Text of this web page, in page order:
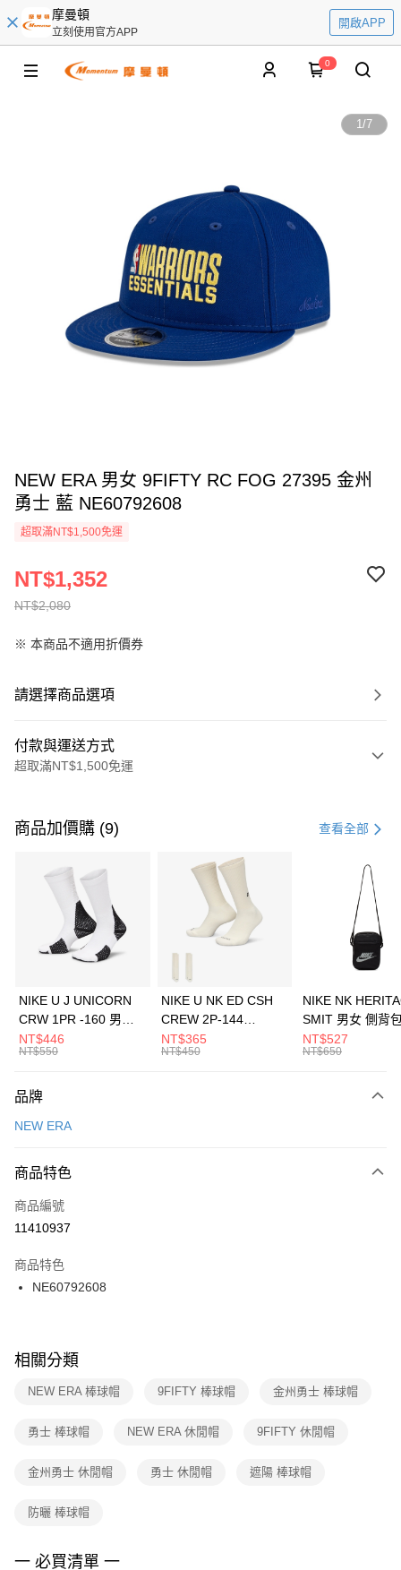
摩曼頓
立刻使用官方APP
開啟APP
0
1/7
NEW ERA 男女 9FIFTY RC FOG 27395 金州
勇士 藍 NE60792608
超取滿NT$1,500免運
NT$2,080
NT$1,352
※ 本商品不適用折價券
請選擇商品選項
付款與運送方式
超取滿NT$1,500免運
信用卡一次付款
3 期 0 利率 每期 21家銀行
合作金庫商業銀行
第一商業銀行
華南商業銀行
彰化商業銀行
上海商業儲蓄銀行
元大商業銀行
台灣樂天信用卡公司
Apple Pay
全盈+PAY
AFTEE先享後付
【關於「AFTEE先享後付」】
便利好安心！
３．安心：先確認商品／服務後，再付款。
【「AFTEE先享後付」結帳流程】
１．於結帳方式選擇「AFTEE先享後付」後，將跳轉至「AFTEE先享後付」
２．訂單成立數日內，您將收到繳費通知簡訊。
３．收到繳費通知簡訊後14天內，點擊此簡訊中的連結，可透過四大超商／
ATM／網路銀行／等多元方式進行付款，方視為交易完成。
※ 交易是否成功請以「AFTEE先享後付 」之結帳頁面顯示為準，若有關於
是否繳費成功／繳費後需取消欲退款等相關疑問，請聯繫「AFTEE先享後付
客戶支援中心」https://netprotections.freshdesk.com/support/home
１．透過由恩沛科技股份有限公司提供之「AFTEE先享後付」服務完成之交
權轉讓予恩沛科技股份有限公司。
３．未成年的使用者請事先徵得法定代理人或監護人之同意方可使用
４．使用「AFTEE先享後付」時，將依據個別帳號之用戶狀況，依本公司即
運送方式
每筆NT$100，滿NT$1,500(含以上)免運費
宅配
每筆NT$100，滿NT$1,500(含以上)免運費
付款後門市自取
每筆NT$100，滿NT$1,500(含以上)免運費
商品加價購 (9) 查看全部
NIKE U J UNICORN
CRW 1PR -160 男女
中統襪 FZ3393100
NT$446
NT$550
NIKE U NK ED CSH
CREW 2P-144
EMBRDY 男女 短統襪
FZ3073133
NT$365
NT$450
NIKE NK
SMIT 男女 側背
BA5871010
NT$527
NT$650
品牌
NEW ERA
商品特色
商品編號
11410937
商品特色
NE60792608
相關分類
NEW ERA 棒球帽 9FIFTY 棒球帽 金州勇士 棒球帽
勇士 棒球帽 NEW ERA 休閒帽 9FIFTY 休閒帽
金州勇士 休閒帽 勇士 休閒帽 遮陽 棒球帽
防曬 棒球帽
一 必買清單 一